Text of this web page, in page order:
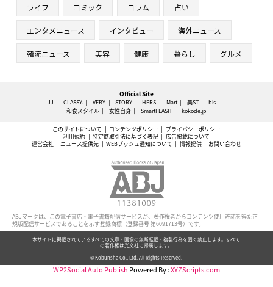
ライフ コミック コラム 占い
エンタメニュース インタビュー 海外ニュース
韓流ニュース 美容 健康 暮らし グルメ
Official Site
JJ CLASSY. VERY STORY HERS Mart 美ST
bis
和食スタイル
女性自身 SmartFLASH kokode.jp
このサイトについて コンテンツポリシー
プライバシーポリシー
利用規約
特定商取引法に基づく表記
広告掲載について
運営会社
ニュース提供先 WEBプッシュ通知について 情報提供 お問い合わせ
ABJマークは、この電子書店・電子書籍配信サービスが、著作権者からコンテンツ使用許諾を得た正
規版配信サービスであることを示す登録商標（登録番号 第6091713号）です。
本サイトに掲載されているすべての文章・画像の無断転載・複製行為を固く禁止します。すべて
の著作権は光文社に帰属します。
© Kobunsha Co., Ltd. All Rights Reserved.
WP2Social Auto Publish Powered By :XYZScripts.com